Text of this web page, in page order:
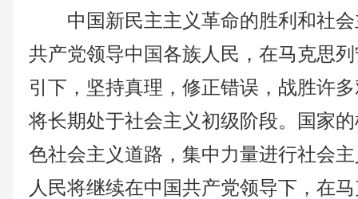
中国新民主主义革命的胜利和社会
共产党领导中国各族人民，在马克思
引下，坚持真理，修正错误，战胜许
将长期处于社会主义初级阶段。国家
色社会主义道路，集中力量进行社会
人民将继续在中国共产党领导下，在